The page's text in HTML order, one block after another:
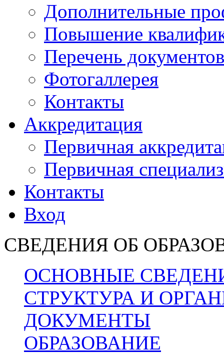
Дополнительные
Повышение
Перечень документов
Фотогаллерея
Контакты
Аккредитация
Первичная
Первичная
Контакты
Вход
СВЕДЕНИЯ ОБ
ОСНОВНЫЕ
СТРУКТУРА И
ДОКУМЕНТЫ
ОБРАЗОВАНИЕ